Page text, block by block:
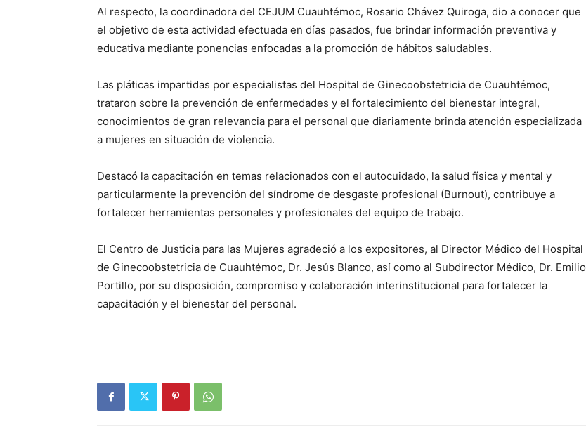
Al respecto, la coordinadora del CEJUM Cuauhtémoc, Rosario Chávez Quiroga, dio a conocer que
el objetivo de esta actividad efectuada en días pasados, fue brindar información preventiva y
educativa mediante ponencias enfocadas a la promoción de hábitos saludables.
Las pláticas impartidas por especialistas del Hospital de Ginecoobstetricia de Cuauhtémoc,
trataron sobre la prevención de enfermedades y el fortalecimiento del bienestar integral,
conocimientos de gran relevancia para el personal que diariamente brinda atención especializada
a mujeres en situación de violencia.
Destacó la capacitación en temas relacionados con el autocuidado, la salud física y mental y
particularmente la prevención del síndrome de desgaste profesional (Burnout), contribuye a
fortalecer herramientas personales y profesionales del equipo de trabajo.
El Centro de Justicia para las Mujeres agradeció a los expositores, al Director Médico del Hospital
de Ginecoobstetricia de Cuauhtémoc, Dr. Jesús Blanco, así como al Subdirector Médico, Dr. Emilio
Portillo, por su disposición, compromiso y colaboración interinstitucional para fortalecer la
capacitación y el bienestar del personal.